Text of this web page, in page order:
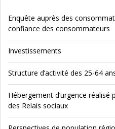
Enquête auprès des
confiance des consommateurs
Investissements
Structure d’activité des 25-64
Hébergement d’urgence réalisé
des Relais sociaux